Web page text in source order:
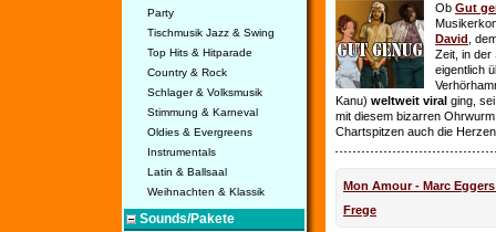
Party
Tischmusik Jazz & Swing
Top Hits & Hitparade
Country & Rock
Schlager & Volksmusik
Stimmung & Karneval
Oldies & Evergreens
Instrumentals
Latin & Ballsaal
Weihnachten & Klassik
Sounds/Pakete
Ob Gut
David ,
Zeit, in der
eigentlich
Kanu) weltweit viral ging,
mit diesem bizarren
Chartspitzen auch die
Mon Amour - Marc
Frege